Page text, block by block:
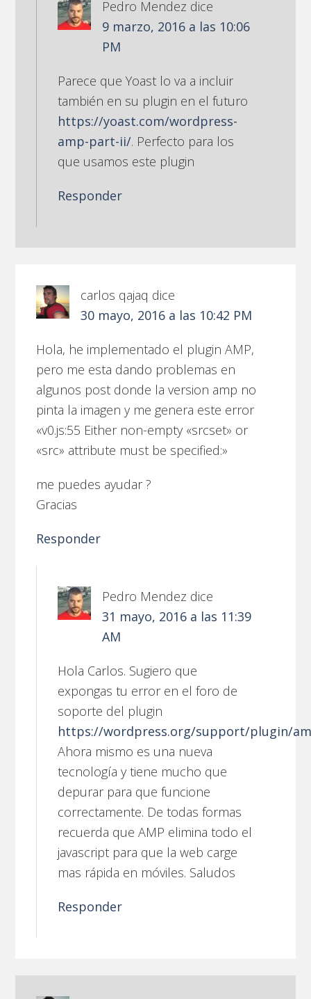
Pedro Mendez dice
9 marzo, 2016 a las 10:06
PM
Parece que Yoast lo va a incluir
también en su plugin en el futuro
https://yoast.com/wordpress-
amp-part-ii/. Perfecto para los
que usamos este plugin
Responder
carlos qajaq dice
30 mayo, 2016 a las 10:42 PM
Hola, he implementado el plugin AMP,
pero me esta dando problemas en
algunos post donde la version amp no
pinta la imagen y me genera este error
«v0.js:55 Either non-empty «srcset» or
«src» attribute must be specified:»
me puedes ayudar ?
Gracias
Responder
Pedro Mendez dice
31 mayo, 2016 a las 11:39
AM
Hola Carlos. Sugiero que
expongas tu error en el foro de
soporte del plugin
https://wordpress.org/support/plugin/
Ahora mismo es una nueva
tecnología y tiene mucho que
depurar para que funcione
correctamente. De todas formas
recuerda que AMP elimina todo el
javascript para que la web carge
mas rápida en móviles. Saludos
Responder